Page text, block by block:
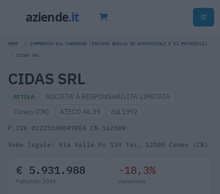
HOME COMMERCIO ALL'INGROSSO (ESCLUSO QUELLO DI AUTOVEICOLI E DI MOTOCICLI)
CIDAS SRL
CIDAS SRL
ATTIVA
SOCIETA' A RESPONSABILITA' LIMITATA
Cuneo (CN)
ATECO 46.39 dal 1992
P.IVA 02225180047REA CN-162589
Sede legale: Via Valle Po 139 Ter, 12100 Cuneo (CN)
€ 5.931.988
Fatturato 2024
-18,3%
Variazione